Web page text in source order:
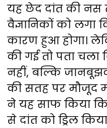
यह छेद दांत की
वैज्ञानिकों को
कारण हुआ होगा।
की गई तो पता चला
नहीं, बल्कि
की सतह पर मौजूद
ने यह साफ किया
से दांत को ड्रिल